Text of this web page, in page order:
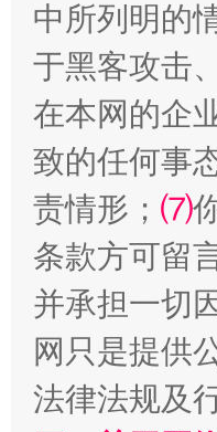
中所列明的
于黑客攻击
在本网的企
致的任何事
责情形； ⑺
条款方可留
并承担一切
网只是提供
法律法规及